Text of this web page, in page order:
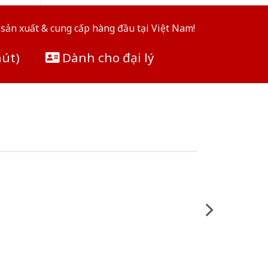
xuất & cung cấp hàng đầu tại Việt Nam!
Dành cho đại lý